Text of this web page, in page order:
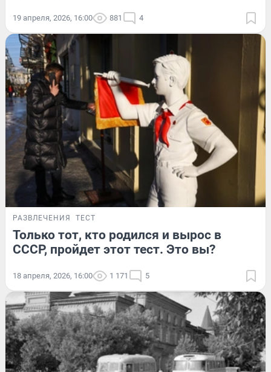
19 апреля, 2026, 16:00 881 4
РАЗВЛЕЧЕНИЯ ТЕСТ
Только тот, кто родился и вырос в
СССР, пройдет этот тест. Это вы?
18 апреля, 2026, 16:00 1 171 5